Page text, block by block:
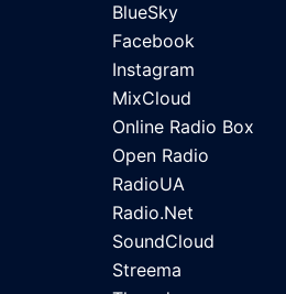
BlueSky
Facebook
Instagram
MixCloud
Online Radio Box
Open Radio
RadioUA
Radio.Net
SoundCloud
Streema